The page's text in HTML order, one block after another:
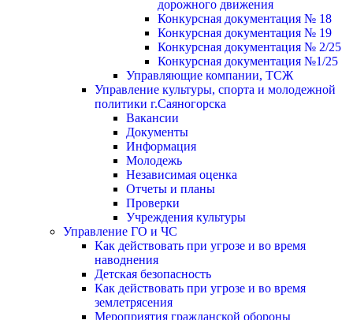
дорожного движения
Конкурсная документация № 18
Конкурсная документация № 19
Конкурсная документация № 2/25
Конкурсная документация №1/25
Управляющие компании, ТСЖ
Управление культуры, спорта и молодежной
политики г.Саяногорска
Вакансии
Документы
Информация
Молодежь
Независимая оценка
Отчеты и планы
Проверки
Учреждения культуры
Управление ГО и ЧС
Как действовать при угрозе и во время
наводнения
Детская безопасность
Как действовать при угрозе и во время
землетрясения
Мероприятия гражданской обороны